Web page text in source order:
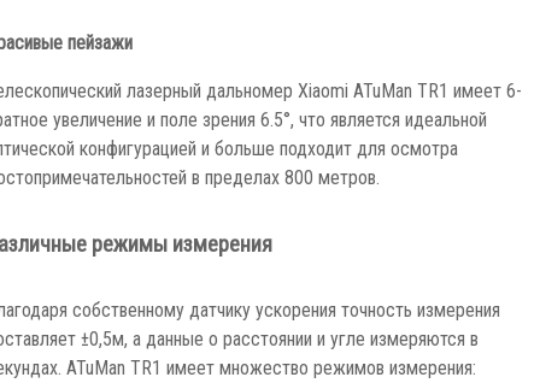
пейзажи
лазерный дальномер Xiaomi ATuMan TR1 имеет 6-
увеличение и поле зрения 6.5°, что является идеальной
конфигурацией и больше подходит для осмотра
в пределах 800 метров.
режимы измерения
собственному датчику ускорения точность измерения
±0,5м, а данные о расстоянии и угле измеряются в
ATuMan TR1 имеет множество режимов измерения: